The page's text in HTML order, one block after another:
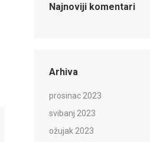
Najnoviji komentari
Arhiva
prosinac 2023
svibanj 2023
ožujak 2023